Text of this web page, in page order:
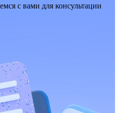
с вами для консультации